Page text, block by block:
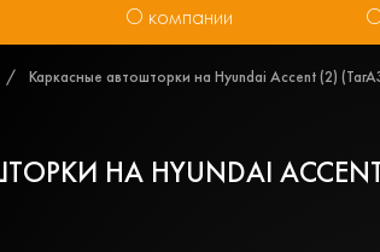
О компании
Каркасные автошторки на Hyundai Accent (2)
НА HYUNDAI